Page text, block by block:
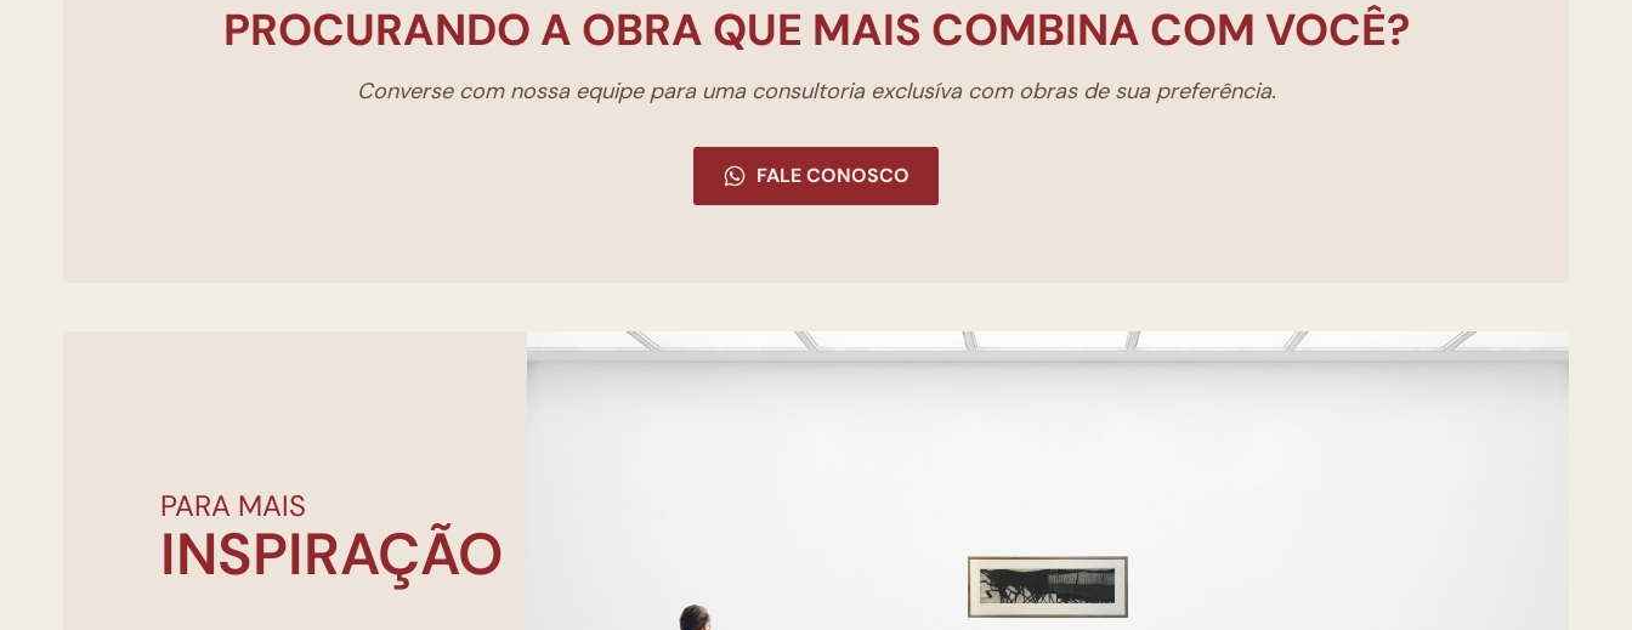
PROCURANDO A OBRA QUE MAIS COMBINA COM VOCÊ?
Converse com nossa equipe para uma consultoria exclusíva com obras de sua preferência.
FALE CONOSCO
PARA MAIS
INSPIRAÇÃO